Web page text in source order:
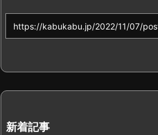
新着記事